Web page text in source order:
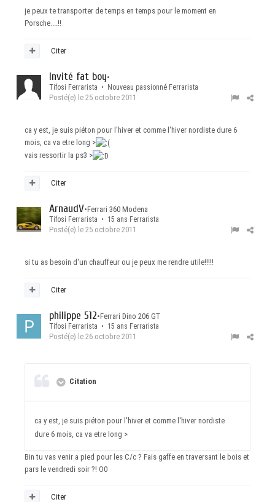
je peux te transporter de temps en temps pour le moment en
Porsche....!!
Citer
Invité fat boy•
Tifosi Ferrarista • Nouveau passionné Ferrarista
Posté(e) le 25 octobre 2011
ca y est, je suis piéton pour l'hiver et comme l'hiver nordiste dure 6
mois, ca va etre long >
vais ressortir la ps3 >
Citer
ArnaudV•Ferrari 360 Modena
Tifosi Ferrarista • 15 ans Ferrarista
Posté(e) le 25 octobre 2011
si tu as besoin d'un chauffeur ou je peux me rendre utile!!!!!
Citer
philippe 512•Ferrari Dino 206 GT
Tifosi Ferrarista • 15 ans Ferrarista
Posté(e) le 26 octobre 2011
Citation
ca y est, je suis piéton pour l'hiver et comme l'hiver nordiste
dure 6 mois, ca va etre long >
Bin tu vas venir a pied pour les C/c ? Fais gaffe en traversant le bois et
pars le vendredi soir ?! O0
Citer